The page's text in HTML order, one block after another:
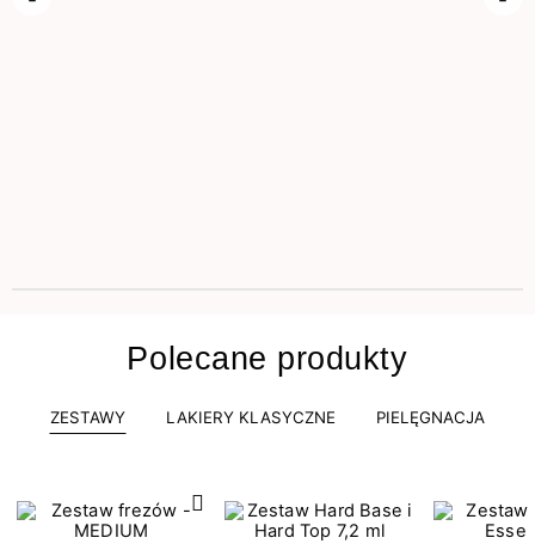
Polecane produkty
ZESTAWY LAKIERY KLASYCZNE PIELĘGNACJA